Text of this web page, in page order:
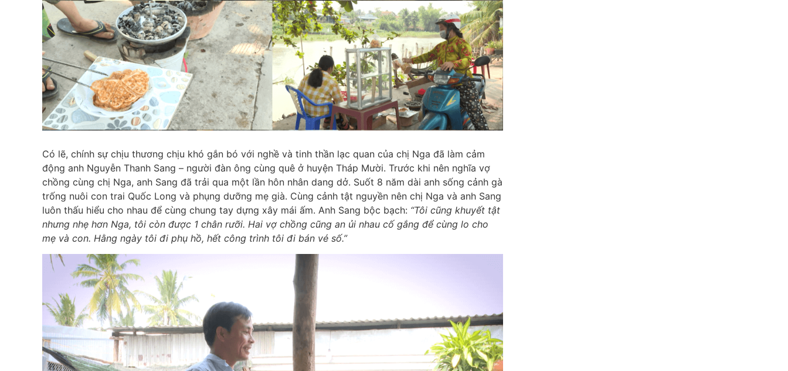
Có lẽ, chính sự chịu thương chịu khó gắn bó với nghề và tinh thần lạc quan của chị Nga đã làm cảm
động anh Nguyễn Thanh Sang – người đàn ông cùng quê ở huyện Tháp Mười. Trước khi nên nghĩa vợ
chồng cùng chị Nga, anh Sang đã trải qua một lần hôn nhân dang dở. Suốt 8 năm dài anh sống cảnh gà
trống nuôi con trai Quốc Long và phụng dưỡng mẹ già. Cùng cảnh tật nguyền nên chị Nga và anh Sang
luôn thấu hiểu cho nhau để cùng chung tay dựng xây mái ấm. Anh Sang bộc bạch: “Tôi cũng khuyết tật
nhưng nhẹ hơn Nga, tôi còn được 1 chân rưỡi. Hai vợ chồng cũng an ủi nhau cố gắng để cùng lo cho
mẹ và con. Hằng ngày tôi đi phụ hồ, hết công trình tôi đi bán vé số.”